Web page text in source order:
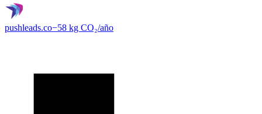
pushleads.co−58 kg CO₂/año